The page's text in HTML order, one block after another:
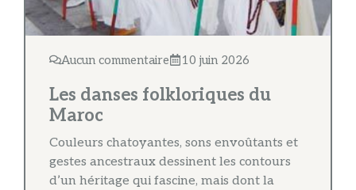
Aucun commentaire 10 juin 2026
Les danses folkloriques du
Maroc
Couleurs chatoyantes, sons envoûtants et
gestes ancestraux dessinent les contours
d’un héritage qui fascine, mais dont la